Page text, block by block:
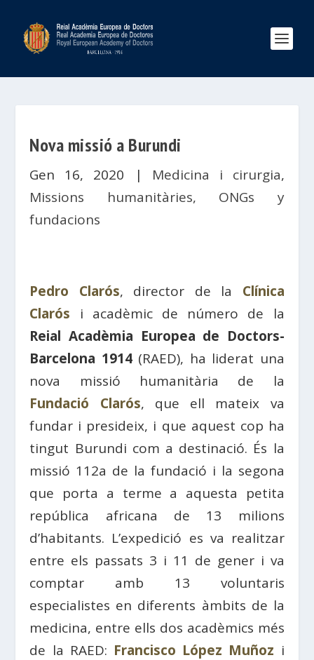
Nova missió a Burundi
Gen 16, 2020 | Medicina i cirurgia,
Missions humanitàries, ONGs y
fundacions
Pedro Clarós, director de la Clínica
Clarós i acadèmic de número de la
Reial Acadèmia Europea de Doctors-
Barcelona 1914(RAED), ha liderat una
nova missió humanitària de la
Fundació Clarós, que ell mateix va
fundar i presideix, i que aquest cop ha
tingut Burundi com a destinació. És la
missió 112a de la fundació i la segona
que porta a terme a aquesta petita
república africana de 13 milions
d’habitants. L’expedició es va realitzar
entre els passats 3 i 11 de gener i va
comptar amb 13 voluntaris
especialistes en diferents àmbits de la
medicina, entre ells dos acadèmics més
de la RAED: Francisco López Muñoz i